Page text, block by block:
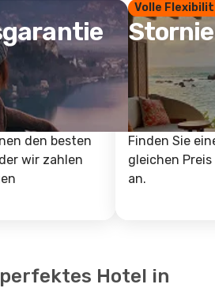
den besten
wir zahlen
Volle
Finden Sie
gleichen
an.
Hotel in